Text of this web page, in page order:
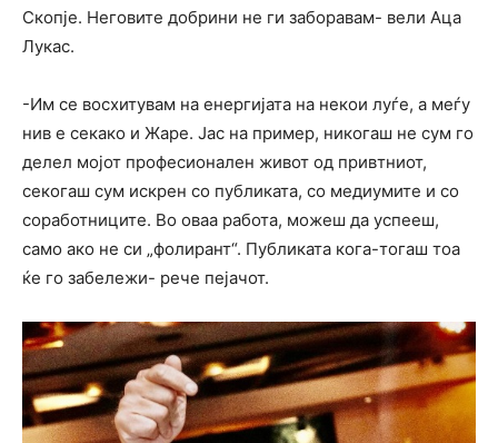
Скопје. Неговите добрини не ги заборавам- вели Аца
Лукас.
-Им се восхитувам на енергијата на некои луѓе, а меѓу
нив е секако и Жаре. Јас на пример, никогаш не сум го
делел мојот професионален живот од привтниот,
секогаш сум искрен со публиката, со медиумите и со
соработниците. Во оваа работа, можеш да успееш,
само ако не си „фолирант“. Публиката кога-тогаш тоа
ќе го забележи- рече пејачот.